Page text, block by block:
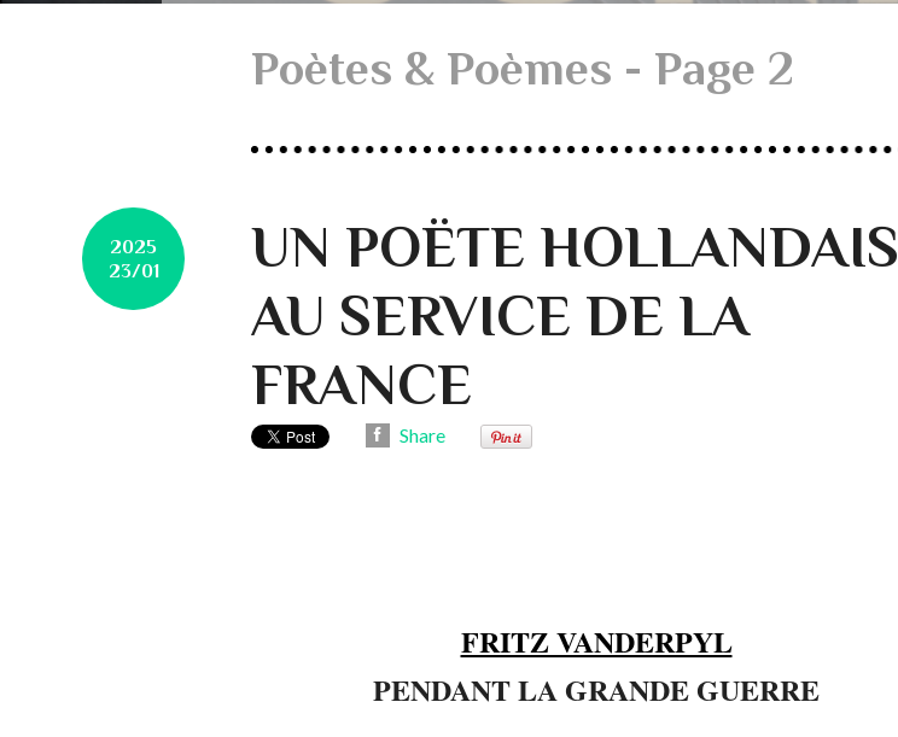
Poètes & Poèmes - Page 2
2025
23/01
UN POËTE HOLLANDAIS
AU SERVICE DE LA
FRANCE
Share
FRITZ VANDERPYL
PENDANT LA GRANDE GUERRE